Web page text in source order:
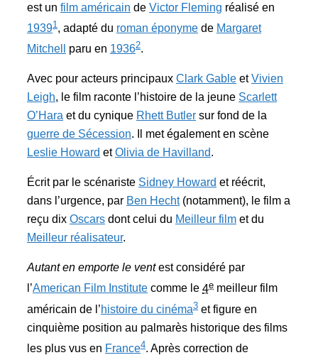
est un film américain de Victor Fleming réalisé en
19391 , adapté du roman éponyme de Margaret
Mitchell
paru en 19362.
Avec pour acteurs principaux Clark Gable etVivien
Leigh, le film raconte l’histoire de la jeune Scarlett
O’Hara et du cynique Rhett Butler sur fond de la
guerre de Sécession. Il met également en scène
Leslie Howard etOlivia de Havilland.
Écrit par le scénariste Sidney Howard et réécrit,
dans l’urgence, par Ben Hecht(notamment), le film a
reçu dix Oscars dont celui du Meilleur film et du
Meilleur réalisateur.
Autant en emporte le ventest considéré par
l’American Film Institute comme le 4e meilleur film
américain de l’histoire du cinéma3 et figure en
cinquième position au palmarès historique des films
les plus vus en France4. Après correction de